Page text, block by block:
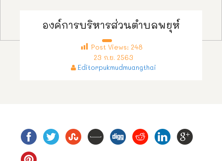
องค์การบริหารส่วนตำบลพยุห์
Post Views: 248
23 ก.ย. 2563
Editorpukmudmuangthai